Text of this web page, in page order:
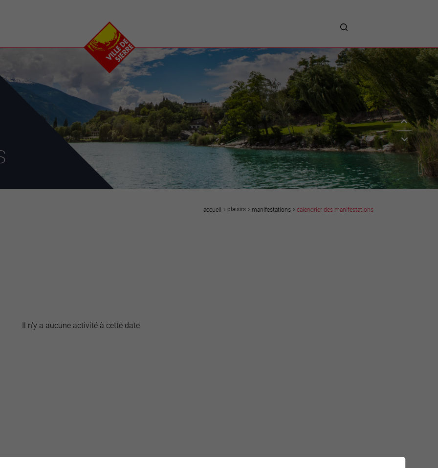
2028
Manifestations
Vins, gastronomie et
séjours
Clubs et associations
Nature
Projets
Chantiers en ville
centre-ville
Prestations
Avantages
Unternehmen :
Willkommen!
Companies : Welcome!
Imprese : benvenute!
accueil plaisirs manifestations calendrier des manifestations
Il n'y a aucune activité à cette date